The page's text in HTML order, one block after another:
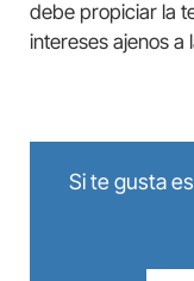
debe propiciar la
intereses ajenos a
Si te gusta